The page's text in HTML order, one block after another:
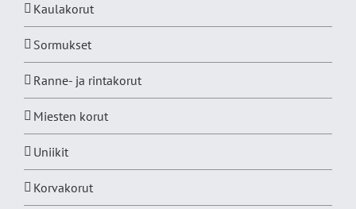
Kaulakorut
Sormukset
Ranne- ja rintakorut
Miesten korut
Uniikit
Korvakorut